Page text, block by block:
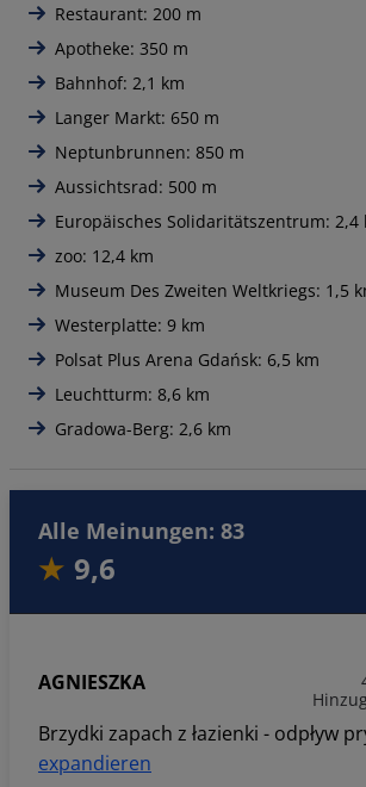
Restaurant: 200 m
Apotheke: 350 m
Bahnhof: 2,1 km
Langer Markt: 650 m
Neptunbrunnen: 850 m
Aussichtsrad: 500 m
Europäisches Solidaritätszentrum: 2,4
zoo: 12,4 km
Museum Des Zweiten Weltkriegs: 1,5
Westerplatte: 9 km
Polsat Plus Arena Gdańsk: 6,5 km
Leuchtturm: 8,6 km
Gradowa-Berg: 2,6 km
Alle Meinungen: 83
9,6
AGNIESZKA
expandieren